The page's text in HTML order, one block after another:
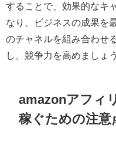
することで、効果的なキ
なり、ビジネスの成果を
のチャネルを組み合わせ
し、競争力を高めましょう
amazonアフィ
稼ぐための注意